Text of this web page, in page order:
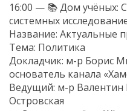
16:00 — 📚 Дом учёных:
системных
Название: Актуальные
Тема: Политика
Докладчик: м-р Борис
основатель канала
Ведущий: м-р Валентин
Островская